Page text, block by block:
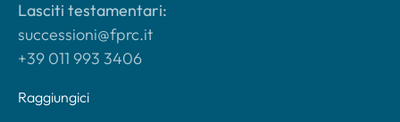
Lasciti testamentari:
successioni@fprc.it
+39 011 993 3406
Raggiungici